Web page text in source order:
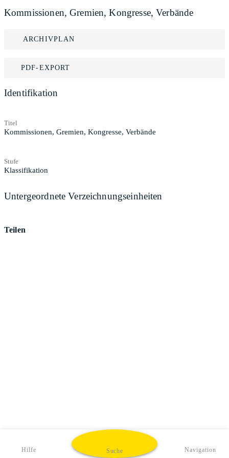
Kommissionen, Gremien, Kongresse, Verbände
ARCHIVPLAN
PDF-EXPORT
Identifikation
Titel
Kommissionen, Gremien, Kongresse, Verbände
Stufe
Klassifikation
Untergeordnete Verzeichnungseinheiten
Teilen
Hilfe Suche Navigation